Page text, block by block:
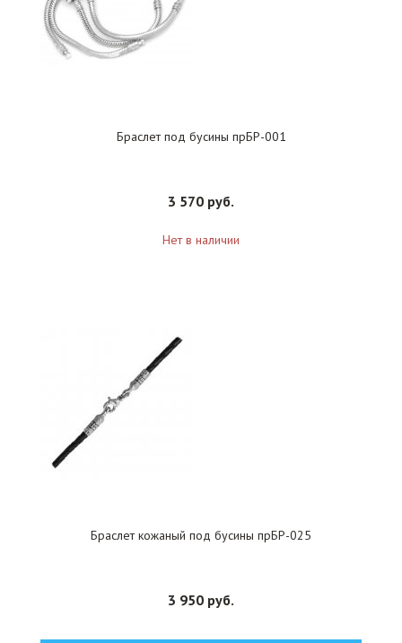
Браслет под бусины прБР-001
3 570 руб.
Нет в наличии
Браслет кожаный под бусины прБР-025
3 950 руб.